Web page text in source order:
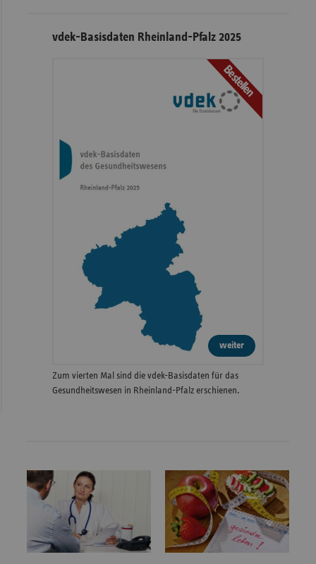
vdek-Basisdaten Rheinland-Pfalz 2025
Bestellen
weiter
Zum vierten Mal sind die vdek-Basisdaten für das
Gesundheitswesen in Rheinland-Pfalz erschienen.